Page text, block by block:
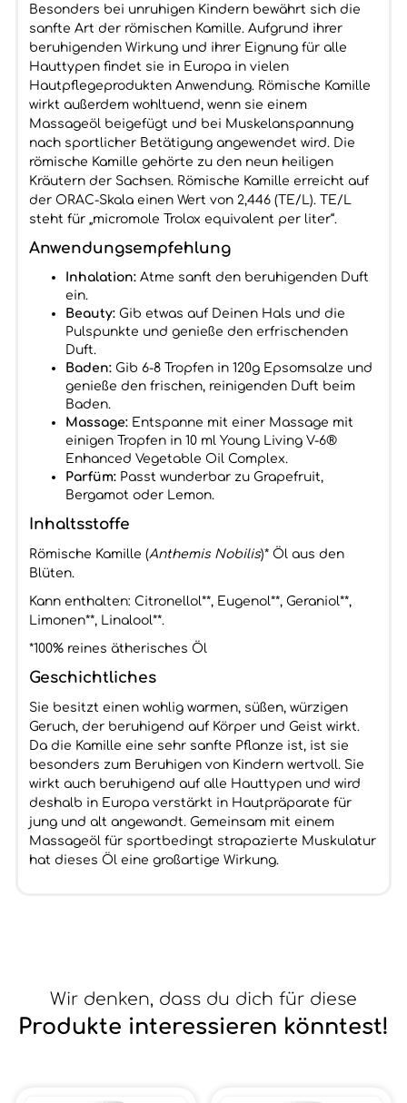
Besonders bei unruhigen Kindern bewährt sich die
sanfte Art der römischen Kamille. Aufgrund ihrer
beruhigenden Wirkung und ihrer Eignung für alle
Hauttypen findet sie in Europa in vielen
Hautpflegeprodukten Anwendung. Römische Kamille
wirkt außerdem wohltuend, wenn sie einem
Massageöl beigefügt und bei Muskelanspannung
nach sportlicher Betätigung angewendet wird. Die
römische Kamille gehörte zu den neun heiligen
Kräutern der Sachsen. Römische Kamille erreicht auf
der ORAC-Skala einen Wert von 2,446 (TE/L). TE/L
steht für „micromole Trolox equivalent per liter“.
Anwendungsempfehlung
Inhalation:Atme sanft den beruhigenden Duft
ein.
Beauty:Gib etwas auf Deinen Hals und die
Pulspunkte und genieße den erfrischenden
Duft.
Baden:Gib 6-8 Tropfen in 120g Epsomsalze und
genieße den frischen, reinigenden Duft beim
Baden.
Massage:Entspanne mit einer Massage mit
einigen Tropfen in 10 ml Young Living V-6®
Enhanced Vegetable Oil Complex.
Parfüm:Passt wunderbar zu Grapefruit,
Bergamot oder Lemon.
Inhaltsstoffe
Römische Kamille (Anthemis Nobilis)* Öl aus den
Blüten.
Kann enthalten: Citronellol**, Eugenol**, Geraniol**,
Limonen**, Linalool**.
*100% reines ätherisches Öl
Geschichtliches
Sie besitzt einen wohlig warmen, süßen, würzigen
Geruch, der beruhigend auf Körper und Geist wirkt.
Da die Kamille eine sehr sanfte Pflanze ist, ist sie
besonders zum Beruhigen von Kindern wertvoll. Sie
wirkt auch beruhigend auf alle Hauttypen und wird
deshalb in Europa verstärkt in Hautpräparate für
jung und alt angewandt. Gemeinsam mit einem
Massageöl für sportbedingt strapazierte Muskulatur
hat dieses Öl eine großartige Wirkung.
Wir denken, dass du dich für diese
Produkte interessieren könntest!